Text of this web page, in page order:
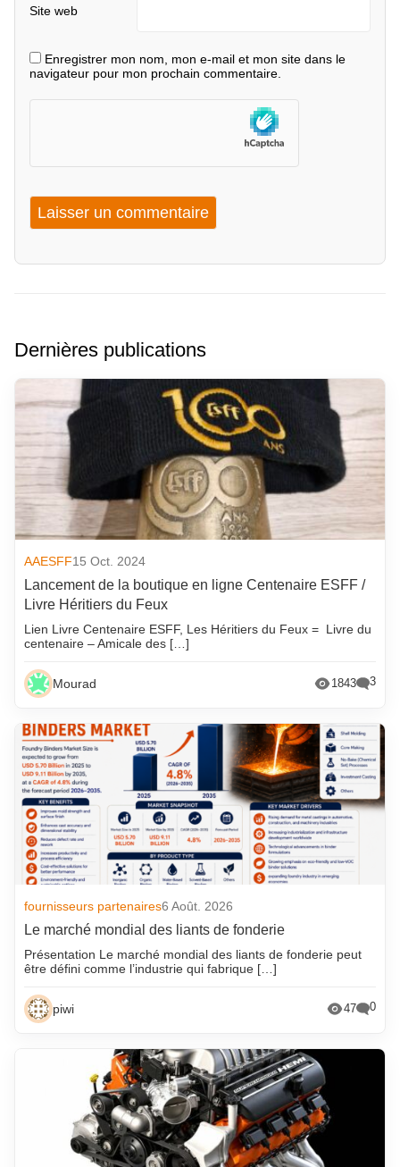
Site web
Enregistrer mon nom, mon e-mail et mon site dans le
navigateur pour mon prochain commentaire.
Dernières publications
AAESFF15 Oct. 2024
Lancement de la boutique en ligne Centenaire ESFF /
Livre Héritiers du Feux
Lien Livre Centenaire ESFF, Les Héritiers du Feux = Livre du
centenaire – Amicale des […]
Mourad 1843 3
fournisseurs partenaires6 Août. 2026
Le marché mondial des liants de fonderie
Présentation Le marché mondial des liants de fonderie peut
être défini comme l’industrie qui fabrique […]
piwi 47 0